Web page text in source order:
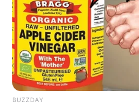
BUZZDAY